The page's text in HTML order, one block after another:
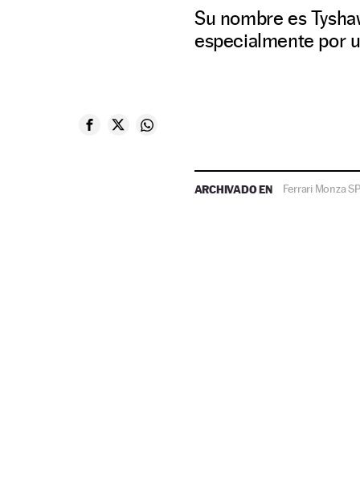
Su nombre es
especialmente por
ARCHIVADO EN Ferrari Monza